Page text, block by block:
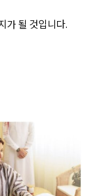
가 될 것입니다.